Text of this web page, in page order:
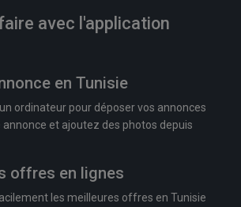
avec l'application
en Tunisie
ordinateur pour déposer vos annonces
annonce et ajoutez des photos depuis
offres en lignes
les meilleures offres en Tunisie